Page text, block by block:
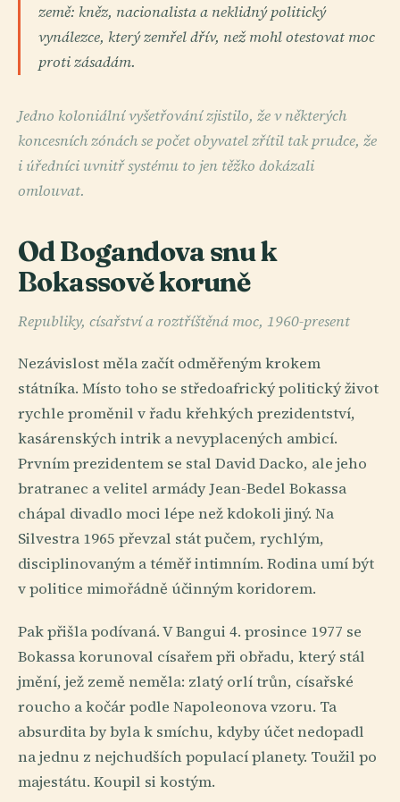
země: kněz, nacionalista a neklidný politický
vynálezce, který zemřel dřív, než mohl otestovat moc
proti zásadám.
Jedno koloniální vyšetřování zjistilo, že v některých
koncesních zónách se počet obyvatel zřítil tak prudce, že
i úředníci uvnitř systému to jen těžko dokázali
omlouvat.
Od Bogandova snu k
Bokassově koruně
Republiky, císařství a roztříštěná moc, 1960-present
Nezávislost měla začít odměřeným krokem
státníka. Místo toho se středoafrický politický život
rychle proměnil v řadu křehkých prezidentství,
kasárenských intrik a nevyplacených ambicí.
Prvním prezidentem se stal David Dacko, ale jeho
bratranec a velitel armády Jean-Bedel Bokassa
chápal divadlo moci lépe než kdokoli jiný. Na
Silvestra 1965 převzal stát pučem, rychlým,
disciplinovaným a téměř intimním. Rodina umí být
v politice mimořádně účinným koridorem.
Pak přišla podívaná. V Bangui 4. prosince 1977 se
Bokassa korunoval císařem při obřadu, který stál
jmění, jež země neměla: zlatý orlí trůn, císařské
roucho a kočár podle Napoleonova vzoru. Ta
absurdita by byla k smíchu, kdyby účet nedopadl
na jednu z nejchudších populací planety. Toužil po
majestátu. Koupil si kostým.